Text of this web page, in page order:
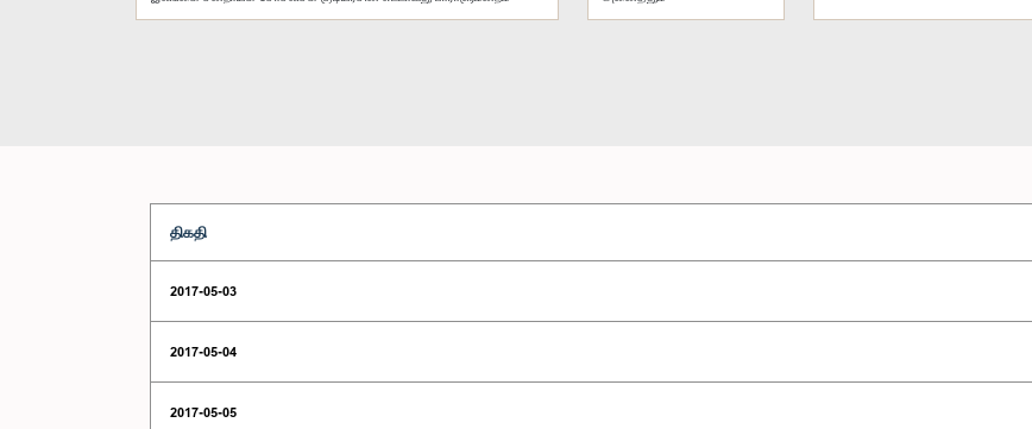
திகதி
2017-05-03
2017-05-04
2017-05-05